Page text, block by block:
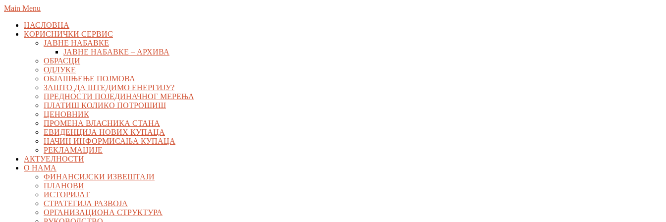
Skip
content
Main Menu
НАСЛОВНА
КОРИСНИЧКИ СЕРВИС
ЈАВНЕ НАБАВКЕ
ЈАВНЕ НАБАВКЕ – АРХИВА
ОБРАСЦИ
ОДЛУКЕ
ОБЈАШЊЕЊЕ ПОЈМОВА
ЗАШТО ДА ШТЕДИМО ЕНЕРГИЈУ?
ПРЕДНОСТИ ПОЈЕДИНАЧНОГ МЕРЕЊА
ПЛАТИШ КОЛИКО ПОТРОШИШ
ЦЕНОВНИК
ПРОМЕНА ВЛАСНИКА СТАНА
ЕВИДЕНЦИЈА НОВИХ КУПАЦА
НАЧИН ИНФОРМИСАЊА КУПАЦА
РЕКЛАМАЦИЈЕ
АКТУЕЛНОСТИ
О НАМА
ФИНАНСИЈСКИ ИЗВЕШТАЈИ
ПЛАНОВИ
ИСТОРИЈАТ
СТРАТЕГИЈА РАЗВОЈА
ОРГАНИЗАЦИОНА СТРУКТУРА